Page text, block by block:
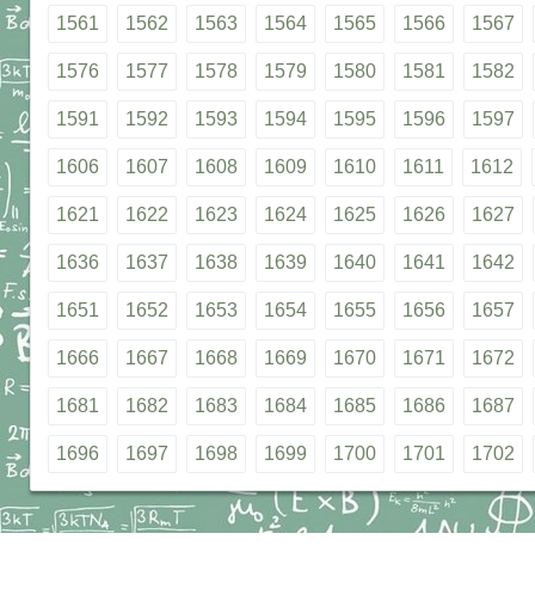
1561 1562 1563 1564 1565 1566 1567
1576 1577 1578 1579 1580 1581 1582
1591 1592 1593 1594 1595 1596 1597
1606 1607 1608 1609 1610 1611 1612
1621 1622 1623 1624 1625 1626 1627
1636 1637 1638 1639 1640 1641 1642
1651 1652 1653 1654 1655 1656 1657
1666 1667 1668 1669 1670 1671 1672
1681 1682 1683 1684 1685 1686 1687
1696 1697 1698 1699 1700 1701 1702